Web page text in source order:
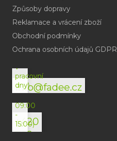
Způsoby dopravy
Reklamace a vrácení zboží
Obchodní podmínky
Ochrana osobních údajů GDPR
info@fadee.cz
(odpověď
do
v
pracovní
dny)
+420
792
(Po-
09:00
-
15:00)